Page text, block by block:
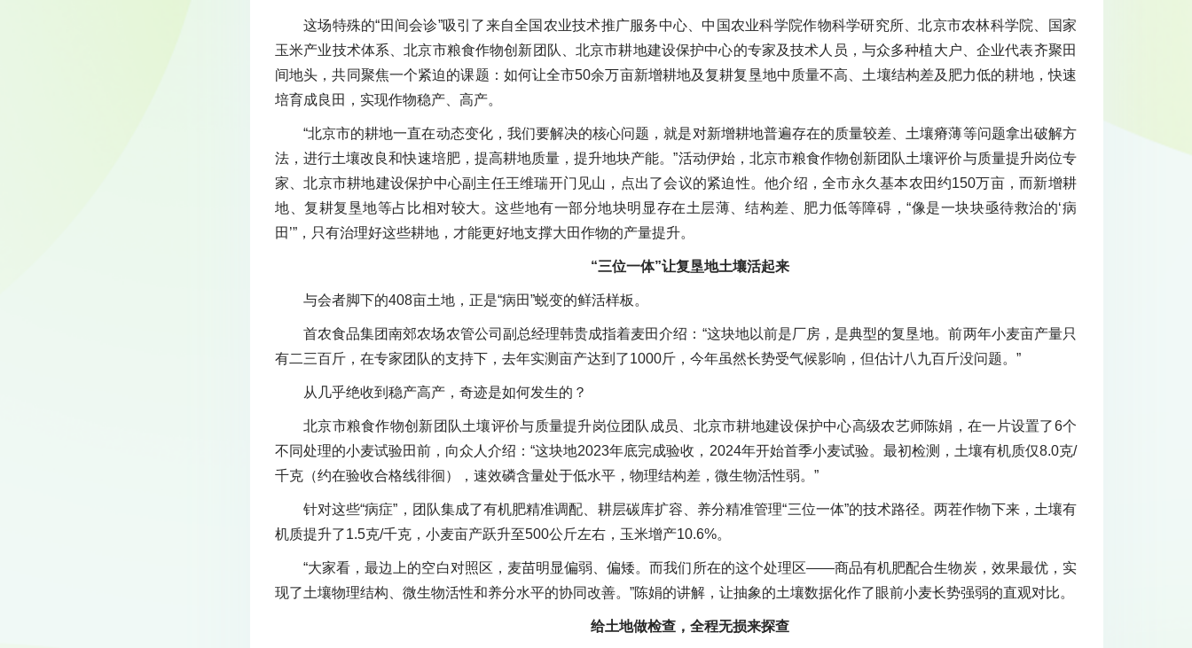
这场特殊的“田间会诊”吸引了来自全国农业技术推广服务中心、中国农业科学院作物科学研究所、北京市农林科学院、国家
玉米产业技术体系、北京市粮食作物创新团队、北京市耕地建设保护中心的专家及技术人员，与众多种植大户、企业代表齐聚田
间地头，共同聚焦一个紧迫的课题：如何让全市50余万亩新增耕地及复耕复垦地中质量不高、土壤结构差及肥力低的耕地，快速
培育成良田，实现作物稳产、高产。
“北京市的耕地一直在动态变化，我们要解决的核心问题，就是对新增耕地普遍存在的质量较差、土壤瘠薄等问题拿出破解方
法，进行土壤改良和快速培肥，提高耕地质量，提升地块产能。”活动伊始，北京市粮食作物创新团队土壤评价与质量提升岗位专
家、北京市耕地建设保护中心副主任王维瑞开门见山，点出了会议的紧迫性。他介绍，全市永久基本农田约150万亩，而新增耕
地、复耕复垦地等占比相对较大。这些地有一部分地块明显存在土层薄、结构差、肥力低等障碍，“像是一块块亟待救治的‘病
田’”，只有治理好这些耕地，才能更好地支撑大田作物的产量提升。
“三位一体”让复垦地土壤活起来
与会者脚下的408亩土地，正是“病田”蜕变的鲜活样板。
首农食品集团南郊农场农管公司副总经理韩贵成指着麦田介绍：“这块地以前是厂房，是典型的复垦地。前两年小麦亩产量只
有二三百斤，在专家团队的支持下，去年实测亩产达到了1000斤，今年虽然长势受气候影响，但估计八九百斤没问题。”
从几乎绝收到稳产高产，奇迹是如何发生的？
北京市粮食作物创新团队土壤评价与质量提升岗位团队成员、北京市耕地建设保护中心高级农艺师陈娟，在一片设置了6个
不同处理的小麦试验田前，向众人介绍：“这块地2023年底完成验收，2024年开始首季小麦试验。最初检测，土壤有机质仅8.0克/
千克（约在验收合格线徘徊），速效磷含量处于低水平，物理结构差，微生物活性弱。”
针对这些“病症”，团队集成了有机肥精准调配、耕层碳库扩容、养分精准管理“三位一体”的技术路径。两茬作物下来，土壤有
机质提升了1.5克/千克，小麦亩产跃升至500公斤左右，玉米增产10.6%。
“大家看，最边上的空白对照区，麦苗明显偏弱、偏矮。而我们所在的这个处理区——商品有机肥配合生物炭，效果最优，实
现了土壤物理结构、微生物活性和养分水平的协同改善。”陈娟的讲解，让抽象的土壤数据化作了眼前小麦长势强弱的直观对比。
给土地做检查，全程无损来探查